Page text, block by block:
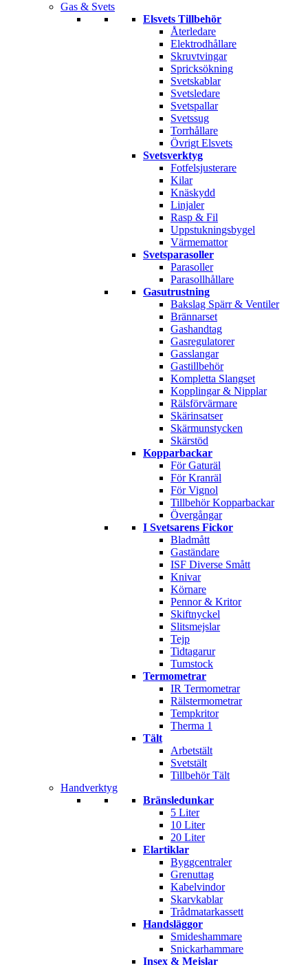
Gas & Svets
Elsvets Tillbehör
Återledare
Elektrodhållare
Skruvtvingar
Spricksökning
Svetskablar
Svetsledare
Svetspallar
Svetssug
Torrhållare
Övrigt Elsvets
Svetsverktyg
Fotfelsjusterare
Kilar
Knäskydd
Linjaler
Rasp & Fil
Uppstukningsbygel
Värmemattor
Svetsparasoller
Parasoller
Parasollhållare
Gasutrustning
Bakslag Spärr & Ventiler
Brännarset
Gashandtag
Gasregulatorer
Gasslangar
Gastillbehör
Kompletta Slangset
Kopplingar & Nipplar
Rälsförvärmare
Skärinsatser
Skärmunstycken
Skärstöd
Kopparbackar
För Gaturäl
För Kranräl
För Vignol
Tillbehör Kopparbackar
Övergångar
I Svetsarens Fickor
Bladmått
Gaständare
ISF Diverse Smått
Knivar
Körnare
Pennor & Kritor
Skiftnyckel
Slitsmejslar
Tejp
Tidtagarur
Tumstock
Termometrar
IR Termometrar
Rälstermometrar
Tempkritor
Therma 1
Tält
Arbetstält
Svetstält
Tillbehör Tält
Handverktyg
Bränsledunkar
5 Liter
10 Liter
20 Liter
Elartiklar
Byggcentraler
Grenuttag
Kabelvindor
Skarvkablar
Trådmatarkassett
Handsläggor
Smideshammare
Snickarhammare
Insex & Mejslar